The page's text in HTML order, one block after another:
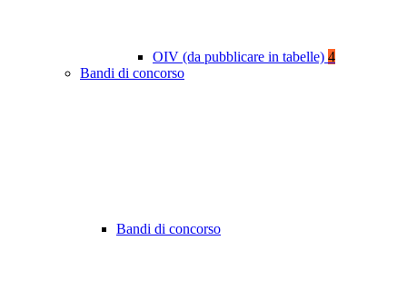
OIV (da pubblicare in tabelle) 4
Bandi di concorso
Bandi di concorso